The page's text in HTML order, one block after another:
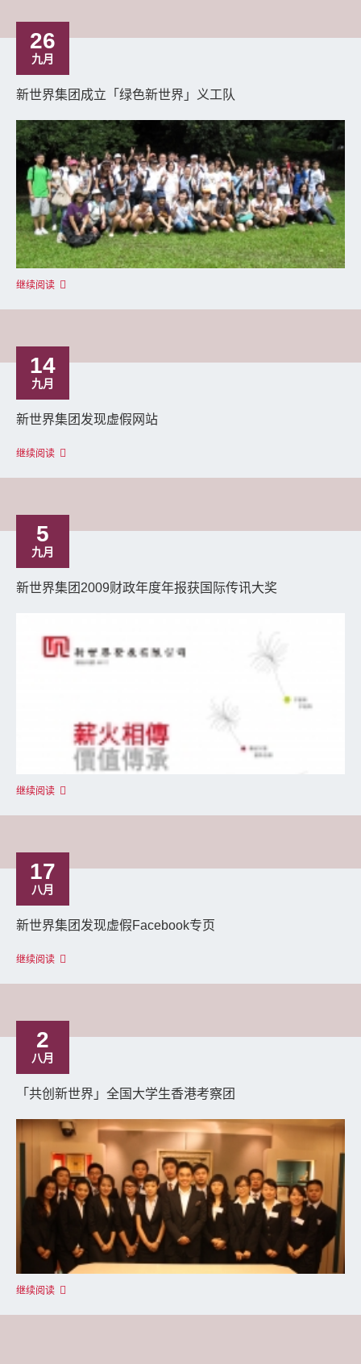
26
九月
新世界集团成立「绿色新世界」义工队
继续阅读
14
九月
新世界集团发现虚假网站
继续阅读
5
九月
新世界集团2009财政年度年报获国际传讯大奖
继续阅读
17
八月
新世界集团发现虚假Facebook专页
继续阅读
2
八月
「共创新世界」全国大学生香港考察团
继续阅读